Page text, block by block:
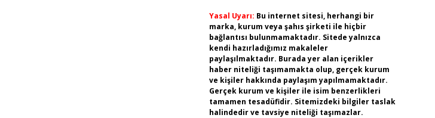
Yasal Uyarı: Bu internet sitesi, herhangi bir
marka, kurum veya şahıs şirketi ile hiçbir
bağlantısı bulunmamaktadır. Sitede yalnızca
kendi hazırladığımız makaleler
paylaşılmaktadır. Burada yer alan içerikler
haber niteliği taşımamakta olup, gerçek kurum
ve kişiler hakkında paylaşım yapılmamaktadır.
Gerçek kurum ve kişiler ile isim benzerlikleri
tamamen tesadüfidir. Sitemizdeki bilgiler taslak
halindedir ve tavsiye niteliği taşımazlar.